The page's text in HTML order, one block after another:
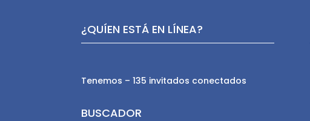
¿QUÍEN ESTÁ EN LÍNEA?
Tenemos – 135 invitados conectados
BUSCADOR